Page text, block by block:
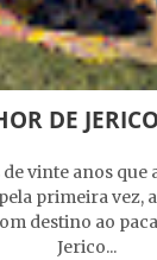
DE
de vinte anos que
primeira vez,
destino ao
Jerico...